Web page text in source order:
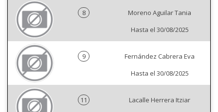
8
Moreno Aguilar Tania
Hasta el 30/08/2025
9
Fernández Cabrera Eva
Hasta el 30/08/2025
11
Lacalle Herrera Itziar